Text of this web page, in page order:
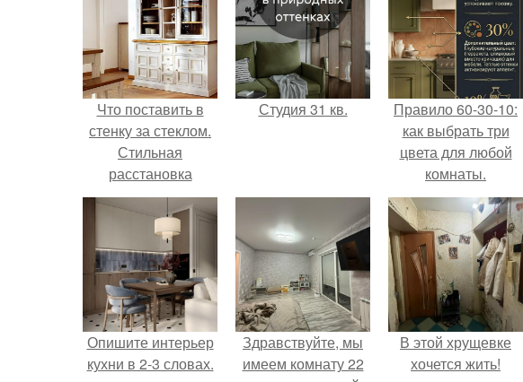
Что поставить в
стенку за стеклом.
Стильная
расстановка
посуды в серванте
Студия 31 кв.
Правило 60-30-10:
как выбрать три
цвета для любой
комнаты.
Опишите интерьер
кухни в 2-3 словах.
Здравствуйте, мы
имеем комнату 22
В этой хрущевке
хочется жить!